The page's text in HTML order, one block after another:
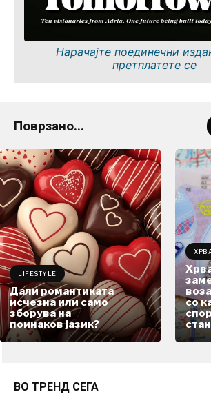
Нарачајте поединечни
претплатете се
Поврзано...
LIFESTYLE
Дали романтиката
исчезна или само
зборува на
поинаков јазик?
со
ВО ТРЕНД СЕГА